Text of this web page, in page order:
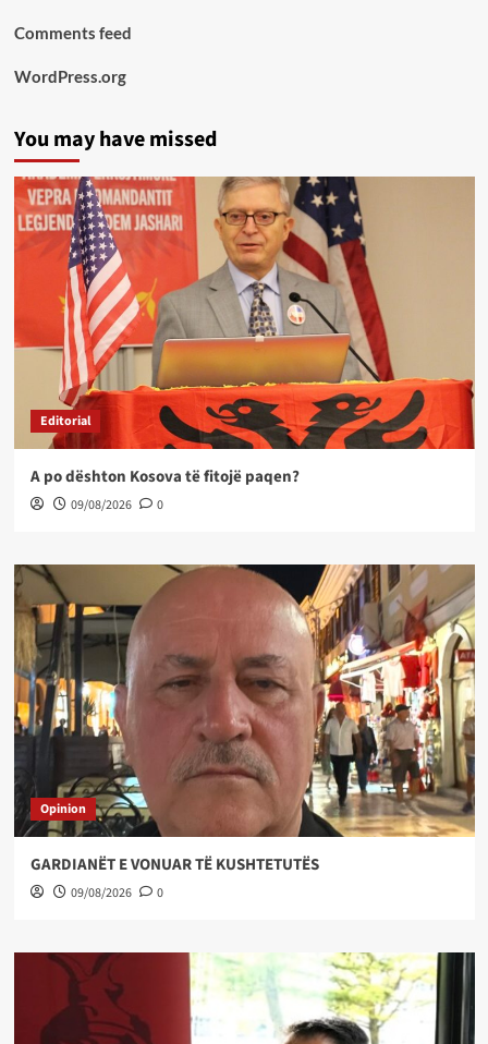
Comments feed
WordPress.org
You may have missed
Editorial
A po dështon Kosova të fitojë paqen?
09/08/2026 0
Opinion
GARDIANËT E VONUAR TË KUSHTETUTËS
09/08/2026 0